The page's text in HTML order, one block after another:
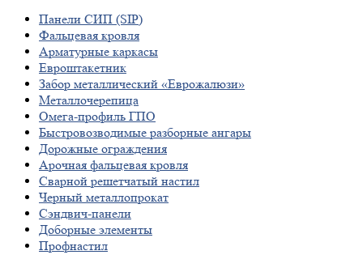
Панели СИП (SIP)
Фальцевая кровля
Арматурные каркасы
Евроштакетник
Забор металлический «Еврожалюзи»
Металлочерепица
Омега-профиль ГПО
Быстровозводимые разборные ангары
Дорожные ограждения
Арочная фальцевая кровля
Сварной решетчатый настил
Черный металлопрокат
Сэндвич-панели
Доборные элементы
Профнастил